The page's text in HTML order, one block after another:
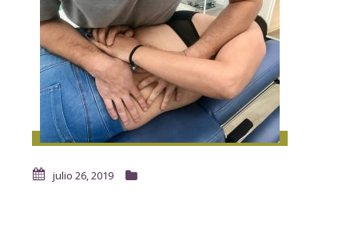
julio 26, 2019